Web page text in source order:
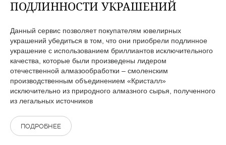
ПОДЛИННОСТИ УКРАШЕНИЙ
Данный сервис позволяет покупателям ювелирных
украшений убедиться в том, что они приобрели подлинное
украшение с использованием бриллиантов исключительного
качества, которые были произведены лидером
отечественной алмазообработки – смоленским
производственным объединением «Кристалл»
исключительно из природного алмазного сырья, полученного
из легальных источников
ПОДРОБНЕЕ